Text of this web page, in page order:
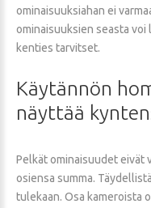
ominaisuuksiahan ei
ominaisuuksien seasta voi
kenties tarvitset.
Käytännön
näyttää
Pelkät ominaisuudet eivät
osiensa summa.
tulekaan. Osa kameroista